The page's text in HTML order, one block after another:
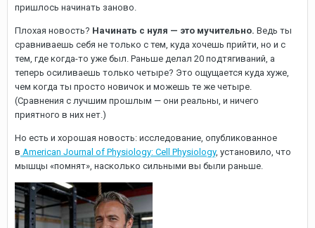
пришлось начинать заново.
Плохая новость? Начинать с нуля — это мучительно. Ведь ты
сравниваешь себя не только с тем, куда хочешь прийти, но и с
тем, где когда-то уже был. Раньше делал 20 подтягиваний, а
теперь осиливаешь только четыре? Это ощущается куда хуже,
чем когда ты просто новичок и можешь те же четыре.
(Сравнения с лучшим прошлым — они реальны, и ничего
приятного в них нет.)
Но есть и хорошая новость: исследование, опубликованное
в American Journal of Physiology: Cell Physiology, установило, что
мышцы «помнят», насколько сильными вы были раньше.